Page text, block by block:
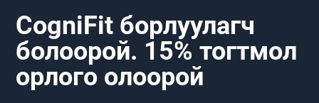
CogniFit борлуулагч
болоорой. 15% тогтмол
орлого олоорой